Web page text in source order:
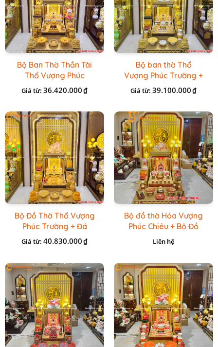
Bộ Ban Thờ Thần Tài
Thổ Vượng Phúc
Trường + Bộ Đồ Sứ
Cao Cấp Gấm Vàng
Giá từ: 36.420.000₫
Bộ ban thờ Thổ
Vượng Phúc Trường +
Đồ Sứ Vàng Đá Cao
Giá từ: 39.100.000₫
Bộ Đồ Thờ Thổ Vượng
Phúc Trường + Đá
Onix Vàng
Giá từ: 40.830.000₫
Bộ đồ thờ Hỏa Vượng
Phúc Chiêu + Bộ Đồ
Thờ Đá Đỏ Bọc Đồng
Cao cấp
Liên hệ